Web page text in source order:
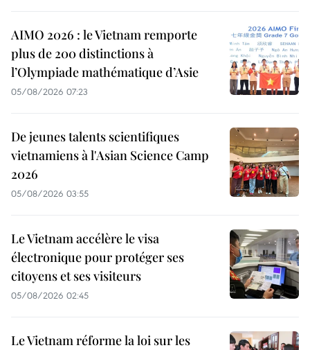
AIMO 2026 : le Vietnam remporte
plus de 200 distinctions à
l’Olympiade mathématique d’Asie
05/08/2026 07:23
De jeunes talents scientifiques
vietnamiens à l'Asian Science Camp
2026
05/08/2026 03:55
Le Vietnam accélère le visa
électronique pour protéger ses
citoyens et ses visiteurs
05/08/2026 02:45
Le Vietnam réforme la loi sur les